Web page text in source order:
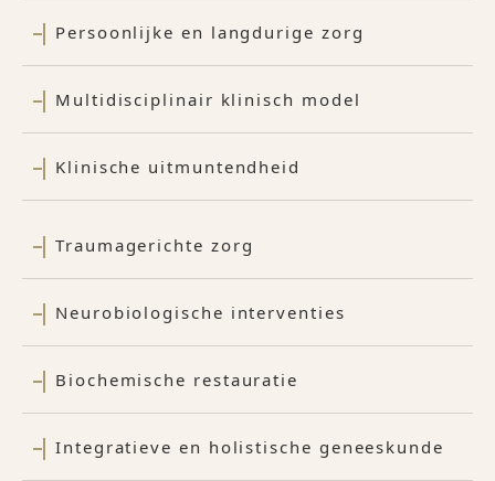
Persoonlijke en langdurige zorg
Multidisciplinair klinisch model
Klinische uitmuntendheid
Traumagerichte zorg
Neurobiologische interventies
Biochemische restauratie
Integratieve en holistische geneeskunde